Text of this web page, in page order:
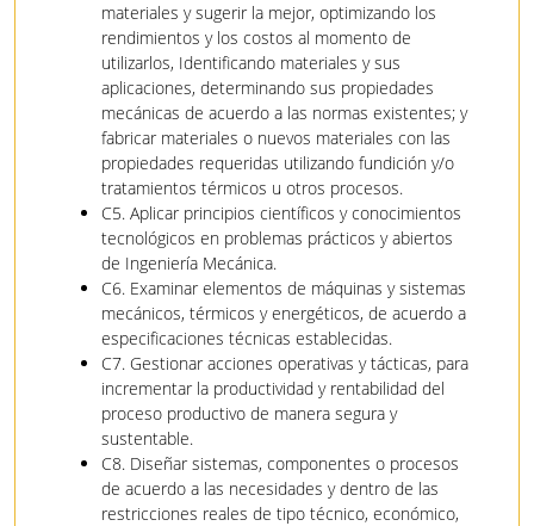
materiales y sugerir la mejor, optimizando los
rendimientos y los costos al momento de
utilizarlos, Identificando materiales y sus
aplicaciones, determinando sus propiedades
mecánicas de acuerdo a las normas existentes; y
fabricar materiales o nuevos materiales con las
propiedades requeridas utilizando fundición y/o
tratamientos térmicos u otros procesos.
C5. Aplicar principios científicos y conocimientos
tecnológicos en problemas prácticos y abiertos
de Ingeniería Mecánica.
C6. Examinar elementos de máquinas y sistemas
mecánicos, térmicos y energéticos, de acuerdo a
especificaciones técnicas establecidas.
C7. Gestionar acciones operativas y tácticas, para
incrementar la productividad y rentabilidad del
proceso productivo de manera segura y
sustentable.
C8. Diseñar sistemas, componentes o procesos
de acuerdo a las necesidades y dentro de las
restricciones reales de tipo técnico, económico,